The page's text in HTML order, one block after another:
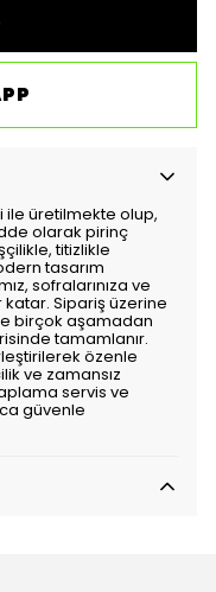
ile üretilmekte olup,
olarak pirinç
titizlikle
tasarım
sofralarınıza ve
katar. Sipariş üzerine
birçok aşamadan
tamamlanır.
özenle
ve zamansız
servis ve
güvenle